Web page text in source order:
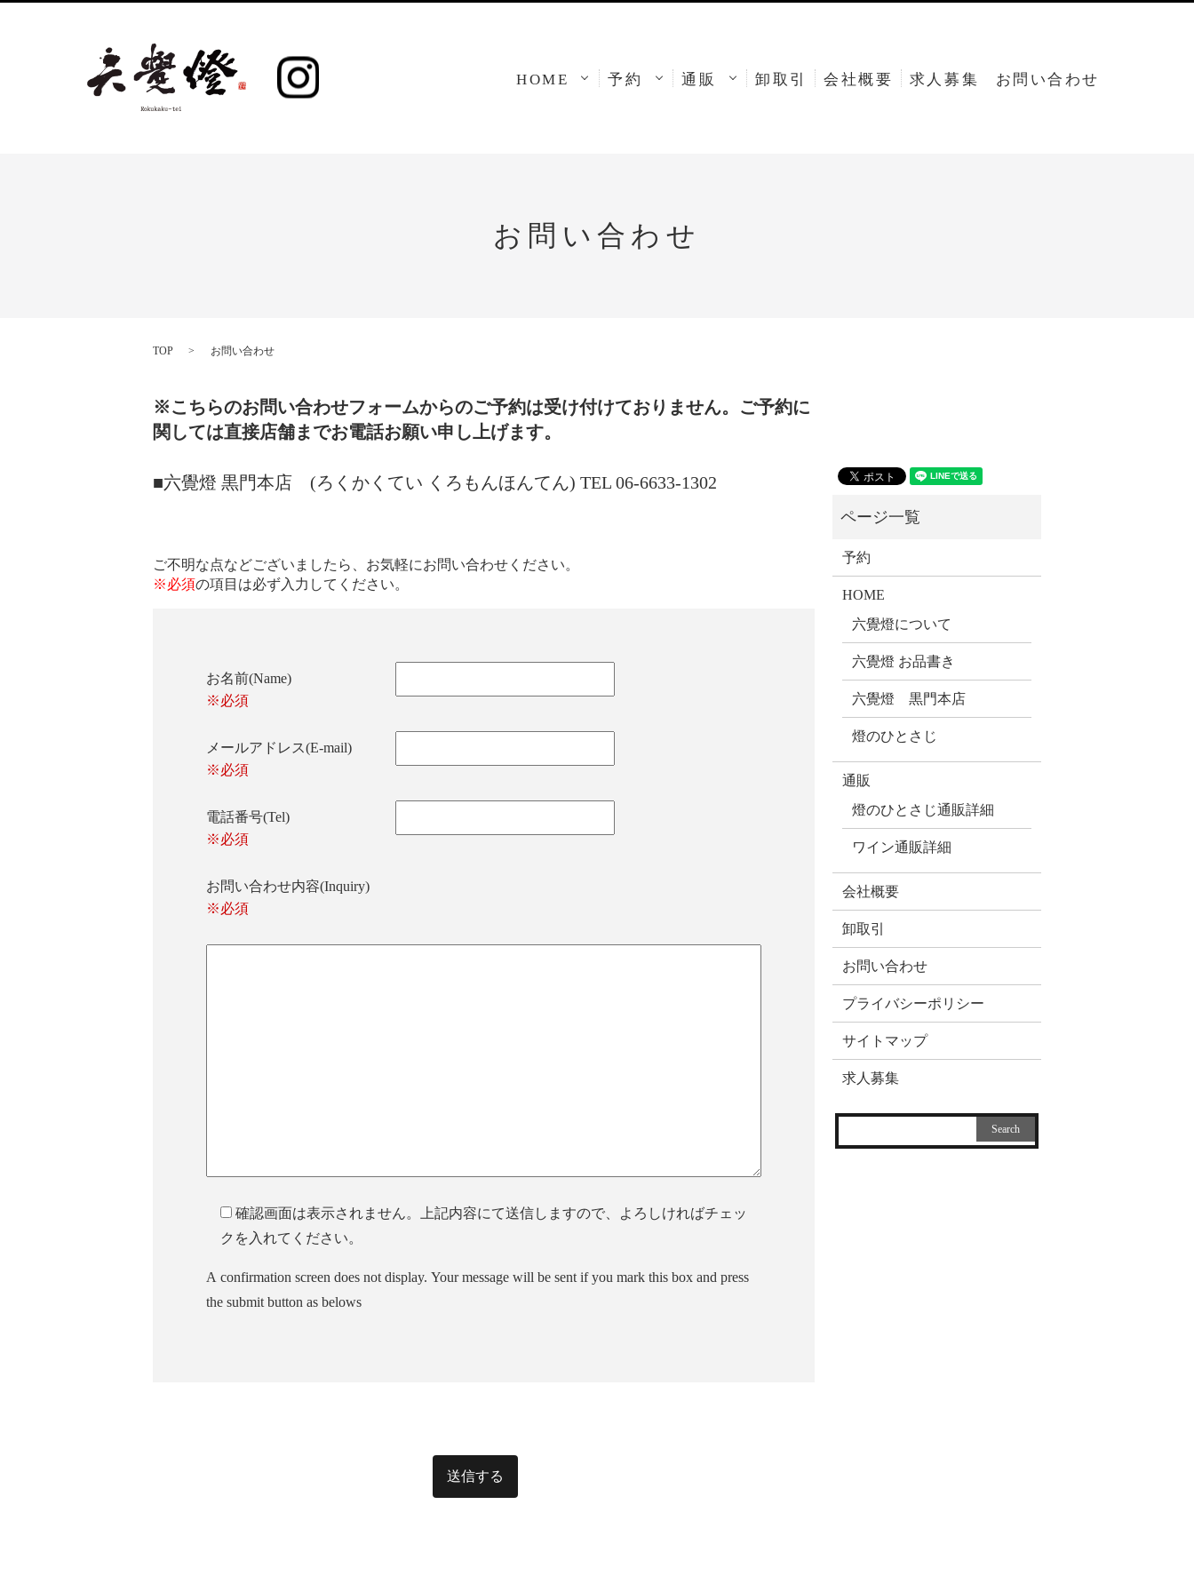
HOME 予約 通販 卸取引 会社概要 求人募集 お問い合わせ
お問い合わせ
TOP お問い合わせ
※こちらのお問い合わせフォームからのご予約は受け付けておりません。ご予約に
関しては直接店舗までお電話お願い申し上げます。
■六覺燈 黒門本店 (ろくかくてい くろもんほんてん) TEL 06-6633-1302
ご不明な点などございましたら、お気軽にお問い合わせください。
※必須の項目は必ず入力してください。
お名前(Name)
※必須
メールアドレス(E-mail)
※必須
電話番号(Tel)
※必須
お問い合わせ内容(Inquiry)
※必須
確認画面は表示されません。上記内容にて送信しますので、よろしければチェッ
クを入れてください。
A confirmation screen does not display. Your message will be sent if you mark this box and press
the submit button as belows
予約
HOME
六覺燈について
六覺燈 お品書き
六覺燈 黒門本店
燈のひとさじ
通販
燈のひとさじ通販詳細
ワイン通販詳細
会社概要
卸取引
お問い合わせ
プライバシーポリシー
サイトマップ
求人募集